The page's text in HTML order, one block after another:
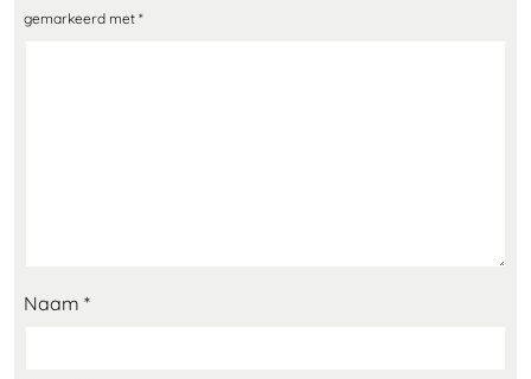
gemarkeerd met *
Naam *